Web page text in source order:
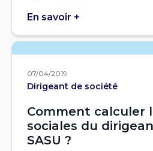
En savoir +
07/04/2019
Dirigeant de société
Comment calculer
sociales du
SASU ?